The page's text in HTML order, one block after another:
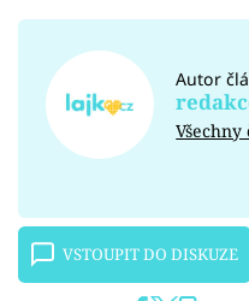
Autor
VSTOUPIT DO DISKUZE